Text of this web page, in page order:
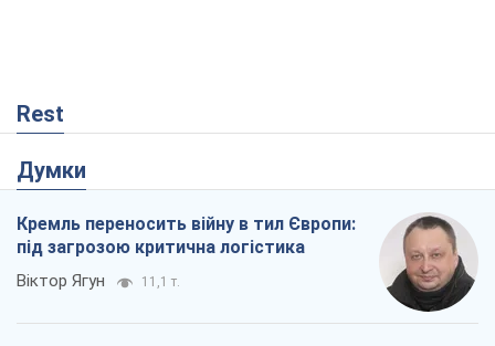
Rest
Думки
Кремль переносить війну в тил Європи:
під загрозою критична логістика
Віктор Ягун 11,1 т.